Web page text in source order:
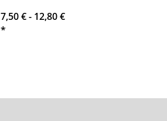
7,50 € - 12,80 €
*